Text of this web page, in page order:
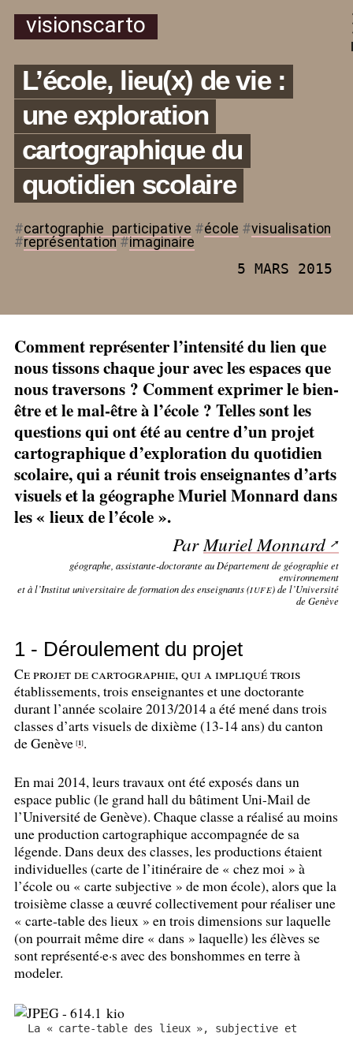
visionscarto
L’école, lieu(x) de vie :
une exploration
cartographique du
quotidien scolaire
#cartographie participative #école #visualisation
#représentation #imaginaire
5 MARS 2015
Comment représenter l’intensité du lien que
nous tissons chaque jour avec les espaces que
nous traversons ? Comment exprimer le bien-
être et le mal-être à l’école ? Telles sont les
questions qui ont été au centre d’un projet
cartographique d’exploration du quotidien
scolaire, qui a réunit trois enseignantes d’arts
visuels et la géographe Muriel Monnard dans
les « lieux de l’école ».
ParMuriel Monnard
géographe, assistante-doctorante au Département de géographie et
environnement
et à l’Institut universitaire de formation des enseignants (IUFE) de l’Université
de Genève
1 - Déroulement du projet
Ce projet de cartographie, qui a impliqué trois
établissements, trois enseignantes et une doctorante
durant l’année scolaire 2013/2014 a été mené dans trois
classes d’arts visuels de dixième (13-14 ans) du canton
de Genève [1].
En mai 2014, leurs travaux ont été exposés dans un
espace public (le grand hall du bâtiment Uni-Mail de
l’Université de Genève). Chaque classe a réalisé au moins
une production cartographique accompagnée de sa
légende. Dans deux des classes, les productions étaient
individuelles (carte de l’itinéraire de « chez moi » à
l’école ou « carte subjective » de mon école), alors que la
troisième classe a œuvré collectivement pour réaliser une
« carte-table des lieux » en trois dimensions sur laquelle
(on pourrait même dire « dans » laquelle) les élèves se
sont représenté·e·s avec des bonshommes en terre à
modeler.
La « carte-table des lieux », subjective et